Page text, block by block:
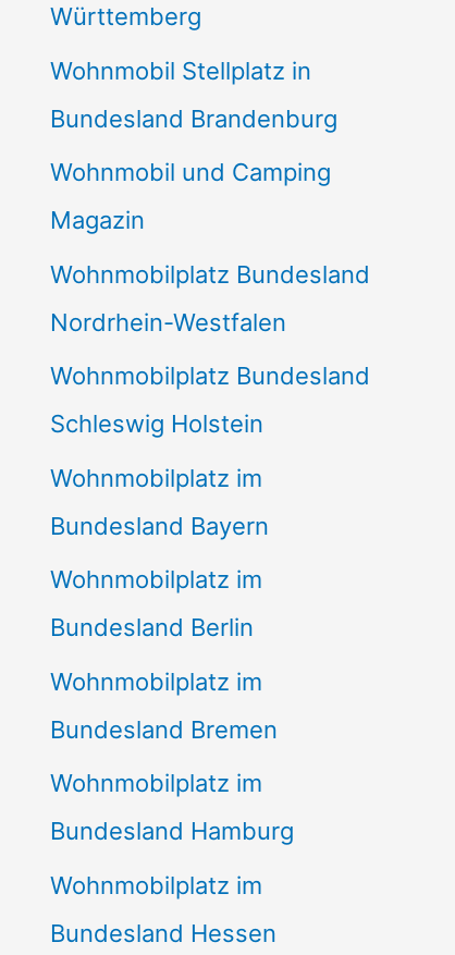
Württemberg
Wohnmobil Stellplatz in
Bundesland Brandenburg
Wohnmobil und Camping
Magazin
Wohnmobilplatz Bundesland
Nordrhein-Westfalen
Wohnmobilplatz Bundesland
Schleswig Holstein
Wohnmobilplatz im
Bundesland Bayern
Wohnmobilplatz im
Bundesland Berlin
Wohnmobilplatz im
Bundesland Bremen
Wohnmobilplatz im
Bundesland Hamburg
Wohnmobilplatz im
Bundesland Hessen